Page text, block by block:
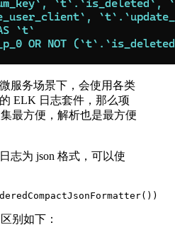
服务场景下，会使用各类
ELK 日志套件，那么项
最方便，解析也是最方便
志为 json 格式，可以使
别如下：